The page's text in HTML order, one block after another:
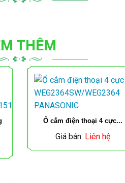
THÊM
Ổ cắm điện thoại 4 cực...
Giá bán: Liên hệ